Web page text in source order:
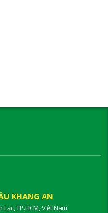
KHANG AN
TP.HCM, Việt Nam.